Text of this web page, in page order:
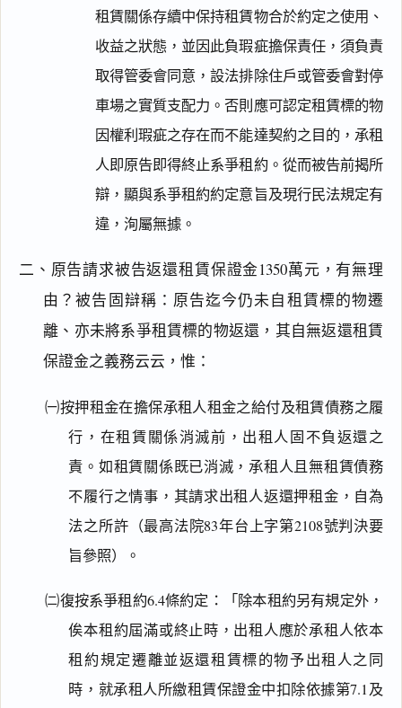
租賃關係存續中保持租賃物合於約定之使用、
收益之狀態，並因此負瑕疵擔保責任，須負責
取得管委會同意，設法排除住戶或管委會對停
車場之實質支配力。否則應可認定租賃標的物
因權利瑕疵之存在而不能達契約之目的，承租
人即原告即得終止系爭租約。從而被告前揭所
辯，顯與系爭租約約定意旨及現行民法規定有
違，洵屬無據。
二、原告請求被告返還租賃保證金1350萬元，有無理
由？被告固辯稱：原告迄今仍未自租賃標的物遷
離、亦未將系爭租賃標的物返還，其自無返還租賃
保證金之義務云云，惟：
㈠按押租金在擔保承租人租金之給付及租賃債務之履
行，在租賃關係消滅前，出租人固不負返還之
責。如租賃關係既已消滅，承租人且無租賃債務
不履行之情事，其請求出租人返還押租金，自為
法之所許（最高法院83年台上字第2108號判決要
旨參照）。
㈡復按系爭租約6.4條約定：「除本租約另有規定外，
俟本租約屆滿或終止時，出租人應於承租人依本
租約規定遷離並返還租賃標的物予出租人之同
時，就承租人所繳租賃保證金中扣除依據第7.1及